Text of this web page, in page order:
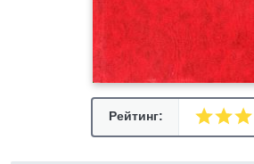
Рейтинг: